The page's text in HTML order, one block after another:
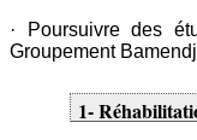
· Poursuivre des
Groupement
1-